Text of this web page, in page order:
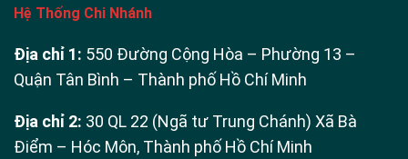
Hệ Thống Chi Nhánh
Địa chỉ 1: 550 Đường Cộng Hòa – Phường 13 –
Quận Tân Bình – Thành phố Hồ Chí Minh
Địa chỉ 2: 30 QL 22 (Ngã tư Trung Chánh) Xã Bà
Điểm – Hóc Môn, Thành phố Hồ Chí Minh